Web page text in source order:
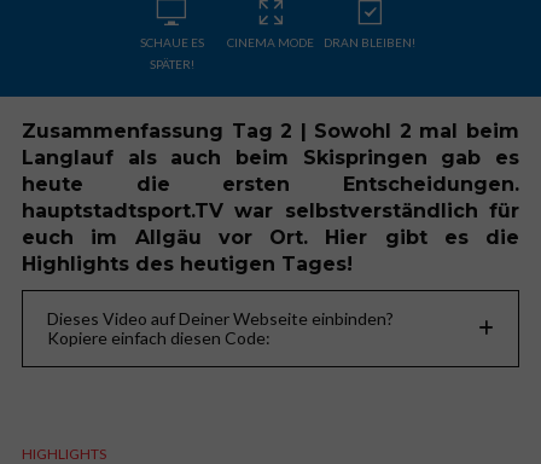
SCHAUE ES
SPÄTER!
CINEMA MODE DRAN BLEIBEN!
Zusammenfassung Tag 2 | Sowohl 2 mal beim
Langlauf als auch beim Skispringen gab es
heute die ersten Entscheidungen.
hauptstadtsport.TV war selbstverständlich für
euch im Allgäu vor Ort. Hier gibt es die
Highlights des heutigen Tages!
Dieses Video auf Deiner Webseite einbinden?
Kopiere einfach diesen Code:
HIGHLIGHTS